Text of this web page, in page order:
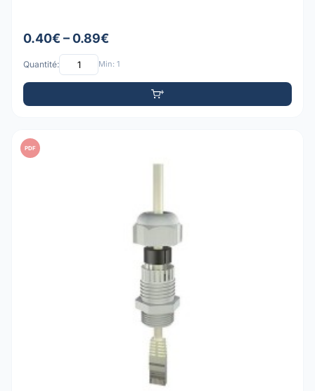
0.40€ – 0.89€
Quantité: Min: 1
PDF